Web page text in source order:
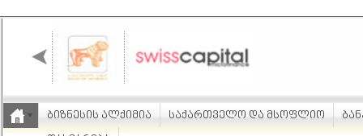
ბიზნესის ალქიმია საქართველო და მსოფლიო